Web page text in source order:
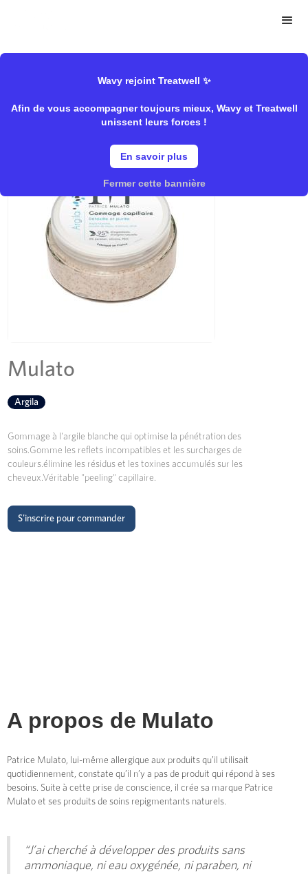
Wavy rejoint Treatwell ✨
Afin de vous accompagner toujours mieux, Wavy et Treatwell
unissent leurs forces !
En savoir plus
Fermer cette bannière
Gommage Capillaire
Mulato
Argila
Gommage à l'argile blanche qui optimise la pénétration des
soins.Gomme les reflets incompatibles et les surcharges de
couleurs.élimine les résidus et les toxines accumulés sur les
cheveux.Véritable "peeling" capillaire.
S'inscrire pour commander
A propos de Mulato
Patrice Mulato, lui-même allergique aux produits qu’il utilisait
quotidiennement, constate qu’il n’y a pas de produit qui répond à ses
besoins. Suite à cette prise de conscience, il crée sa marque Patrice
Mulato et ses produits de soins repigmentants naturels.
“J’ai cherché à développer des produits sans
ammoniaque, ni eau oxygénée, ni paraben, ni